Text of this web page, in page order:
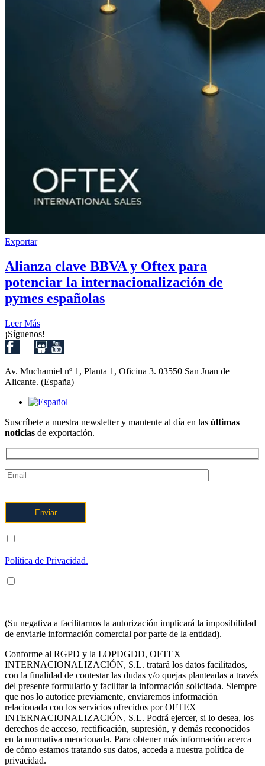
Exportar
Alianza clave BBVA y Oftex para
potenciar la internacionalización de
pymes españolas
Leer Más
¡Síguenos!
Av. Muchamiel nº 1, Planta 1, Oficina 3. 03550 San Juan de
Alicante. (España)
Suscríbete a nuestra newsletter y mantente al día en las últimas
noticias de exportación.
Política de Privacidad.
(Su negativa a facilitarnos la autorización implicará la imposibilidad
de enviarle información comercial por parte de la entidad).
Conforme al RGPD y la LOPDGDD, OFTEX
INTERNACIONALIZACIÓN, S.L. tratará los datos facilitados,
con la finalidad de contestar las dudas y/o quejas planteadas a través
del presente formulario y facilitar la información solicitada. Siempre
que nos lo autorice previamente, enviaremos información
relacionada con los servicios ofrecidos por OFTEX
INTERNACIONALIZACIÓN, S.L. Podrá ejercer, si lo desea, los
derechos de acceso, rectificación, supresión, y demás reconocidos
en la normativa mencionada. Para obtener más información acerca
de cómo estamos tratando sus datos, acceda a nuestra política de
privacidad.